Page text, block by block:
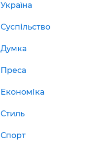
Україна
Суспільство
Думка
Преса
Економіка
Стиль
Спорт